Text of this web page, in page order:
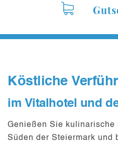
Köstliche
im Vitalhotel und
Genießen Sie kulinarische
Süden der Steiermark und